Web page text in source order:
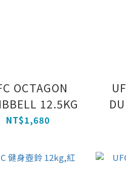
OCTAGON
12.5KG
NT$1,680